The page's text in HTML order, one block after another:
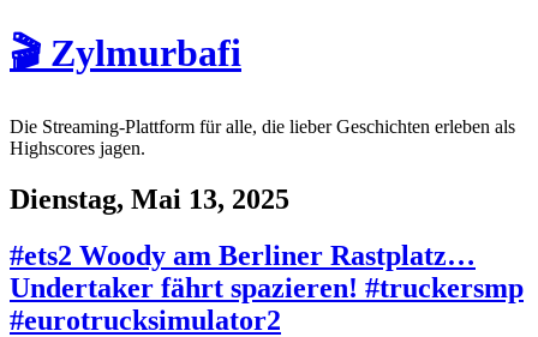
🎬 Zylmurbafi
Die Streaming-Plattform für alle, die lieber Geschichten erleben als
Highscores jagen.
Dienstag, Mai 13, 2025
#ets2 Woody am Berliner Rastplatz…
Undertaker fährt spazieren! #truckersmp
#eurotrucksimulator2